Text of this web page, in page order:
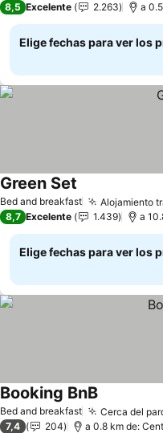
8,5 Excelente 2.263 a
Elige fechas para ver los
Bed and breakfast Alojamiento
Green Set
8,7 Excelente 1.439 a
Elige fechas para ver los
Bed and breakfast Cerca del
Booking BnBVer precios
7,4 204 a 0.8 km de: